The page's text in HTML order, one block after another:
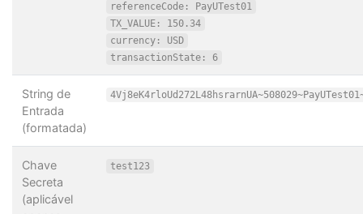
referenceCode: PayUTest01
TX_VALUE: 150.34
currency: USD
transactionState: 6
String de
Entrada
(formatada)
Chave
Secreta
(aplicável
test123